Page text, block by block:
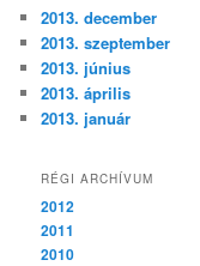
2013. december
2013. szeptember
2013. június
2013. április
2013. január
RÉGI ARCHÍVUM
2012
2011
2010